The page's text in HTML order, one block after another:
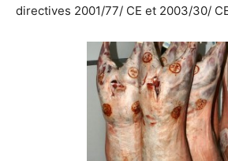
directives 2001/77/ CE et 2003/30/